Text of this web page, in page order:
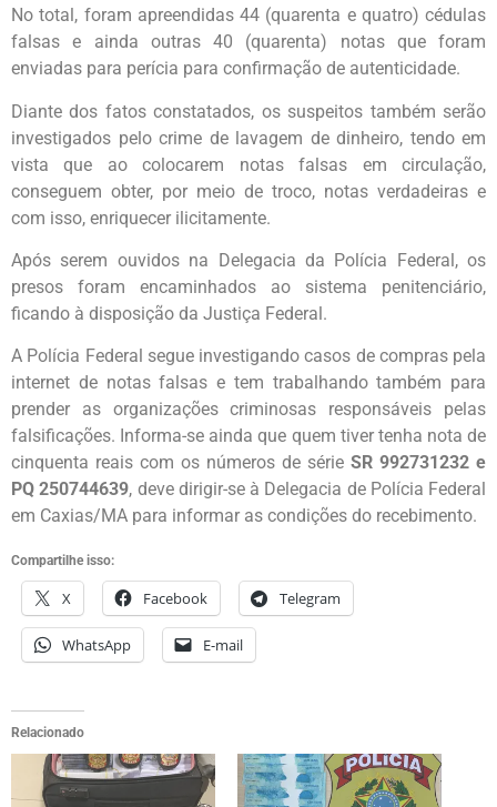
No total, foram apreendidas 44 (quarenta e quatro) cédulas
falsas e ainda outras 40 (quarenta) notas que foram
enviadas para perícia para confirmação de autenticidade.
Diante dos fatos constatados, os suspeitos também serão
investigados pelo crime de lavagem de dinheiro, tendo em
vista que ao colocarem notas falsas em circulação,
conseguem obter, por meio de troco, notas verdadeiras e
com isso, enriquecer ilicitamente.
Após serem ouvidos na Delegacia da Polícia Federal, os
presos foram encaminhados ao sistema penitenciário,
ficando à disposição da Justiça Federal.
A Polícia Federal segue investigando casos de compras pela
internet de notas falsas e tem trabalhando também para
prender as organizações criminosas responsáveis pelas
falsificações. Informa-se ainda que quem tiver tenha nota de
cinquenta reais com os números de série SR 992731232 e
PQ 250744639, deve dirigir-se à Delegacia de Polícia Federal
em Caxias/MA para informar as condições do recebimento.
Compartilhe isso:
X Facebook Telegram
WhatsApp E-mail
Relacionado